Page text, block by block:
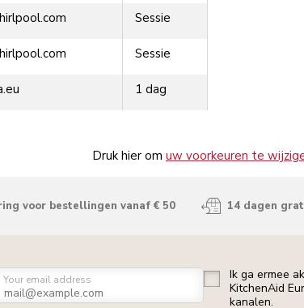
Sessie
Sessie
1 dag
Druk hier om uw voorkeuren te
voor bestellingen vanaf € 50 14 dagen
Your email address
Ik ga ermee
KitchenAid
kanalen.